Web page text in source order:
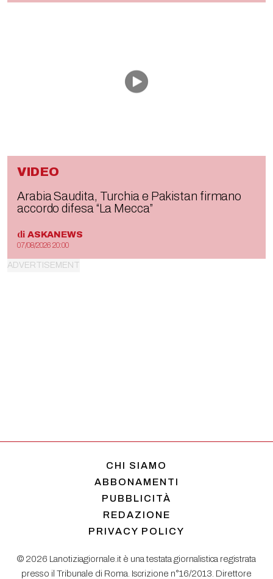
VIDEO
Arabia Saudita, Turchia e Pakistan firmano
accordo difesa “La Mecca”
di ASKANEWS
07/08/2026 20:00
CHI SIAMO
ABBONAMENTI
PUBBLICITÀ
REDAZIONE
PRIVACY POLICY
© 2026 Lanotiziagiornale.it è una testata giornalistica registrata
presso il Tribunale di Roma. Iscrizione n°16/2013. Direttore